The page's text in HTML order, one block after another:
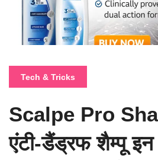
Tech & Tricks
Scalpe Pro
एंटी-डैंड्रफ शैम्पू इन